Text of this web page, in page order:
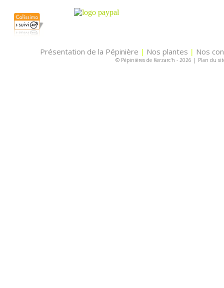
Présentation de la Pépinière | Nos plantes | Nos
© Pépinières de Kerzarc'h - 2026 | Plan du